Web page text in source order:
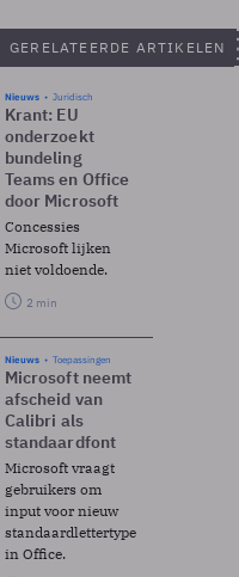
GERELATEERDE ARTIKELEN
Nieuws Juridisch
Krant: EU
onderzoekt
bundeling
Teams en Office
door Microsoft
Concessies
Microsoft lijken
niet voldoende.
2 min
Nieuws Toepassingen
Microsoft neemt
afscheid van
Calibri als
standaardfont
Microsoft vraagt
gebruikers om
input voor nieuw
standaardlettertype
in Office.